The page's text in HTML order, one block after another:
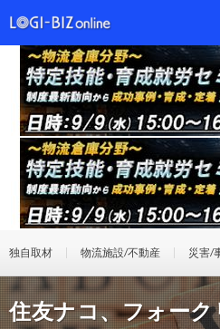
独自取材 物流施設/不動産 災害/
住友ナコ、フォー